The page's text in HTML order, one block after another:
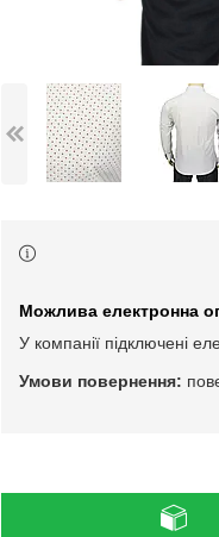
У компанії підключені